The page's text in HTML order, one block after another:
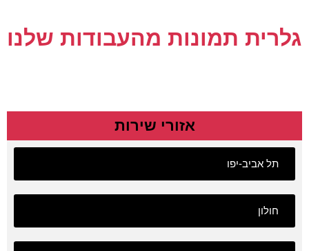
גלרית תמונות מהעבודות שלנו
אזורי שירות
תל אביב-יפו
חולון